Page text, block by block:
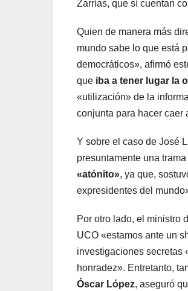
Zarrías, que sí cuentan
Quien de manera más
mundo sabe lo que está
democráticos», afirmó
que iba a tener lugar la
«utilización» de la
conjunta para hacer caer
Y sobre el caso de José
presuntamente una
«atónito», ya que,
expresidentes del
Por otro lado, el ministro
UCO «estamos ante un
investigaciones secretas
honradez». Entretanto,
Óscar López, aseguró